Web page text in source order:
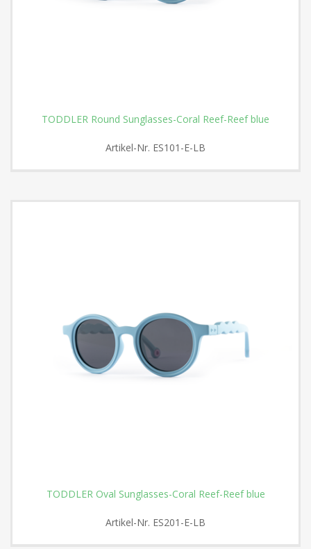
TODDLER Round Sunglasses-Coral Reef-Reef blue
Artikel-Nr. ES101-E-LB
TODDLER Oval Sunglasses-Coral Reef-Reef blue
Artikel-Nr. ES201-E-LB